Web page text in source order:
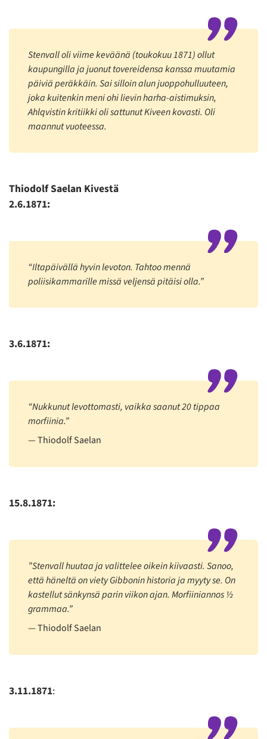
Stenvall oli viime keväänä (toukokuu 1871) ollut
kaupungilla ja juonut tovereidensa kanssa muutamia
päiviä peräkkäin. Sai silloin alun juoppohulluuteen,
joka kuitenkin meni ohi lievin harha-aistimuksin,
Ahlqvistin kritiikki oli sattunut Kiveen kovasti. Oli
maannut vuoteessa.
Thiodolf Saelan Kivestä
2.6.1871:
“Iltapäivällä hyvin levoton. Tahtoo mennä
poliisikammarille missä veljensä pitäisi olla.”
3.6.1871:
“Nukkunut levottomasti, vaikka saanut 20 tippaa
morfiinia.”
Thiodolf Saelan
15.8.1871:
”Stenvall huutaa ja valittelee oikein kiivaasti. Sanoo,
että häneltä on viety Gibbonin historia ja myyty se. On
kastellut sänkynsä parin viikon ajan. Morfiiniannos ½
grammaa.”
Thiodolf Saelan
3.11.1871: